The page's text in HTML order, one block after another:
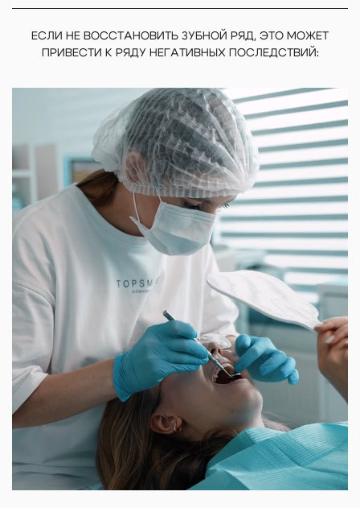
ЕСЛИ НЕ ВОССТАНОВИТЬ ЗУБНОЙ РЯД, ЭТО МОЖЕТ
ПРИВЕСТИ К РЯДУ НЕГАТИВНЫХ ПОСЛЕДСТВИЙ: